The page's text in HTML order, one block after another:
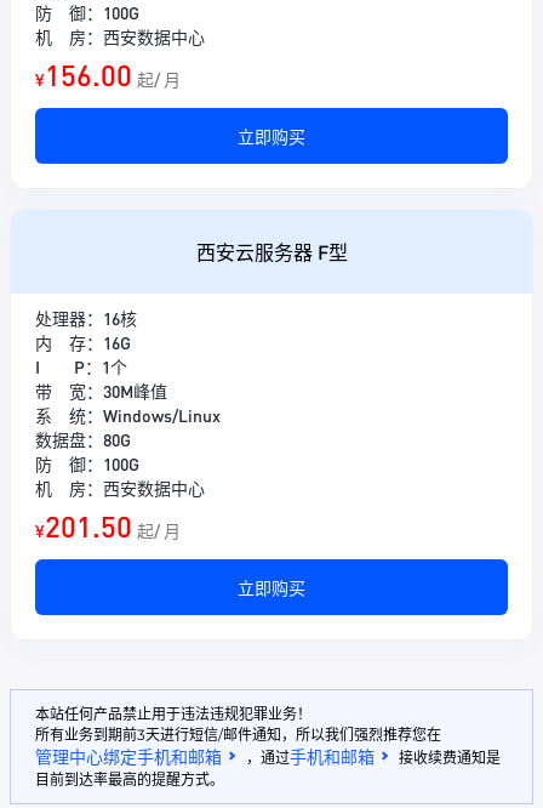
防 御：100G
机 房：西安数据中心
¥156.00 起/ 月
立即购买
西安云服务器 F型
处理器：16核
内 存：16G
I P：1个
带 宽：30M峰值
系 统：Windows/Linux
数据盘：80G
防 御：100G
机 房：西安数据中心
¥201.50 起/ 月
立即购买
本站任何产品禁止用于违法违规犯罪业务！
所有业务到期前3天进行短信/邮件通知，所以我们强烈推荐您在
管理中心绑定手机和邮箱 ，通过手机和邮箱
接收续费通知是
目前到达率最高的提醒方式。